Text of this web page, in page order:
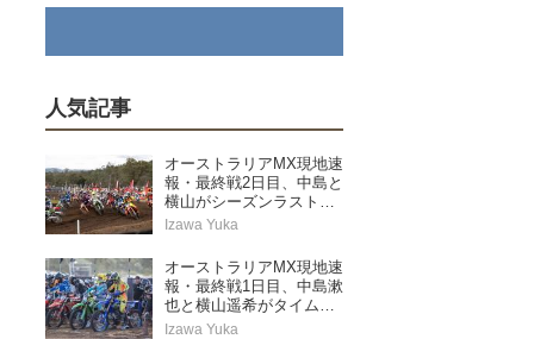
人気記事
オーストラリアMX現地速
報・最終戦2日目、中島と
横山がシーズンラストレ
ースを走り切る
Izawa Yuka
オーストラリアMX現地速
報・最終戦1日目、中島漱
也と横山遥希がタイムア
タック予選に挑む
Izawa Yuka